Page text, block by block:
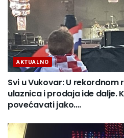
AKTUALNO
Svi u Vukovar: U
ulaznica i prodaja ide dalje.
povećavati jako….